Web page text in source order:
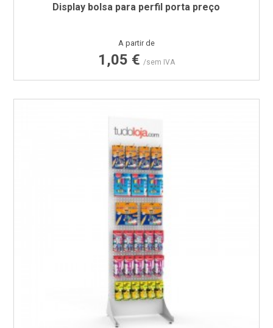
Display bolsa para perfil porta preço
Preço
A partir de
1,05 € /sem IVA